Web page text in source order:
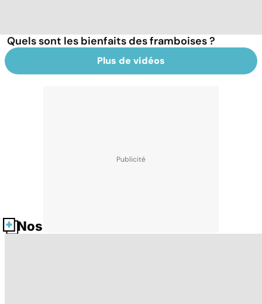
Quels sont les bienfaits des framboises ?
Plus de vidéos
Nos fiches santé